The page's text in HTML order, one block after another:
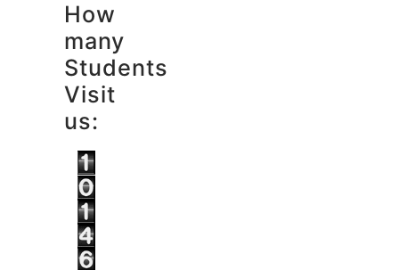
How
many
Students
Visit
us: